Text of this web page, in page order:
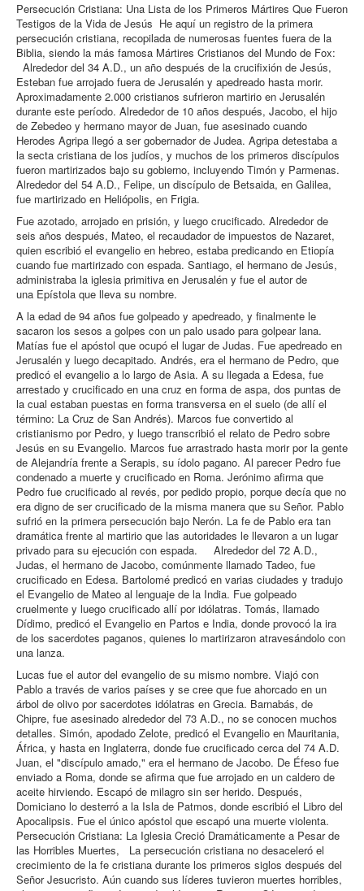
Persecución Cristiana: Una Lista de los Primeros Mártires Que Fueron
Testigos de la Vida de Jesús He aquí un registro de la primera
persecución cristiana, recopilada de numerosas fuentes fuera de la
Biblia, siendo la más famosa Mártires Cristianos del Mundo de Fox:
Alrededor del 34 A.D., un año después de la crucifixión de Jesús,
Esteban fue arrojado fuera de Jerusalén y apedreado hasta morir.
Aproximadamente 2.000 cristianos sufrieron martirio en Jerusalén
durante este período. Alrededor de 10 años después, Jacobo, el hijo
de Zebedeo y hermano mayor de Juan, fue asesinado cuando
Herodes Agripa llegó a ser gobernador de Judea. Agripa detestaba a
la secta cristiana de los judíos, y muchos de los primeros discípulos
fueron martirizados bajo su gobierno, incluyendo Timón y Parmenas.
Alrededor del 54 A.D., Felipe, un discípulo de Betsaida, en Galilea,
fue martirizado en Heliópolis, en Frigia.
Fue azotado, arrojado en prisión, y luego crucificado. Alrededor de
seis años después, Mateo, el recaudador de impuestos de Nazaret,
quien escribió el evangelio en hebreo, estaba predicando en Etiopía
cuando fue martirizado con espada. Santiago, el hermano de Jesús,
administraba la iglesia primitiva en Jerusalén y fue el autor de
una Epístola que lleva su nombre.
A la edad de 94 años fue golpeado y apedreado, y finalmente le
sacaron los sesos a golpes con un palo usado para golpear lana.
Matías fue el apóstol que ocupó el lugar de Judas. Fue apedreado en
Jerusalén y luego decapitado. Andrés, era el hermano de Pedro, que
predicó el evangelio a lo largo de Asia. A su llegada a Edesa, fue
arrestado y crucificado en una cruz en forma de aspa, dos puntas de
la cual estaban puestas en forma transversa en el suelo (de allí el
término: La Cruz de San Andrés). Marcos fue convertido al
cristianismo por Pedro, y luego transcribió el relato de Pedro sobre
Jesús en su Evangelio. Marcos fue arrastrado hasta morir por la gente
de Alejandría frente a Serapis, su ídolo pagano. Al parecer Pedro fue
condenado a muerte y crucificado en Roma. Jerónimo afirma que
Pedro fue crucificado al revés, por pedido propio, porque decía que no
era digno de ser crucificado de la misma manera que su Señor. Pablo
sufrió en la primera persecución bajo Nerón. La fe de Pablo era tan
dramática frente al martirio que las autoridades le llevaron a un lugar
privado para su ejecución con espada. Alrededor del 72 A.D.,
Judas, el hermano de Jacobo, comúnmente llamado Tadeo, fue
crucificado en Edesa. Bartolomé predicó en varias ciudades y tradujo
el Evangelio de Mateo al lenguaje de la India. Fue golpeado
cruelmente y luego crucificado allí por idólatras. Tomás, llamado
Dídimo, predicó el Evangelio en Partos e India, donde provocó la ira
de los sacerdotes paganos, quienes lo martirizaron atravesándolo con
una lanza.
Lucas fue el autor del evangelio de su mismo nombre. Viajó con
Pablo a través de varios países y se cree que fue ahorcado en un
árbol de olivo por sacerdotes idólatras en Grecia. Barnabás, de
Chipre, fue asesinado alrededor del 73 A.D., no se conocen muchos
detalles. Simón, apodado Zelote, predicó el Evangelio en Mauritania,
África, y hasta en Inglaterra, donde fue crucificado cerca del 74 A.D.
Juan, el "discípulo amado," era el hermano de Jacobo. De Éfeso fue
enviado a Roma, donde se afirma que fue arrojado en un caldero de
aceite hirviendo. Escapó de milagro sin ser herido. Después,
Domiciano lo desterró a la Isla de Patmos, donde escribió el Libro del
Apocalipsis. Fue el único apóstol que escapó una muerte violenta.
Persecución Cristiana: La Iglesia Creció Dramáticamente a Pesar de
las Horribles Muertes, La persecución cristiana no desaceleró el
crecimiento de la fe cristiana durante los primeros siglos después del
Señor Jesucristo. Aún cuando sus líderes tuvieron muertes horribles,